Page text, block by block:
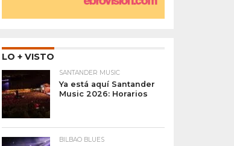
LO + VISTO
SANTANDER MUSIC
Ya está aquí Santander
Music 2026: Horarios
BILBAO BLUES